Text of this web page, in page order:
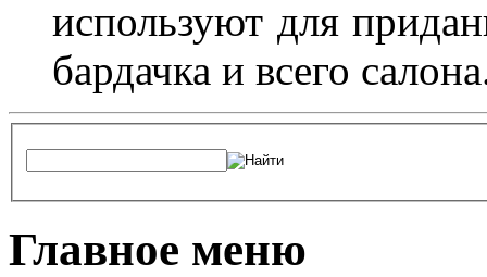
используют для
бардачка и всего
Главное меню